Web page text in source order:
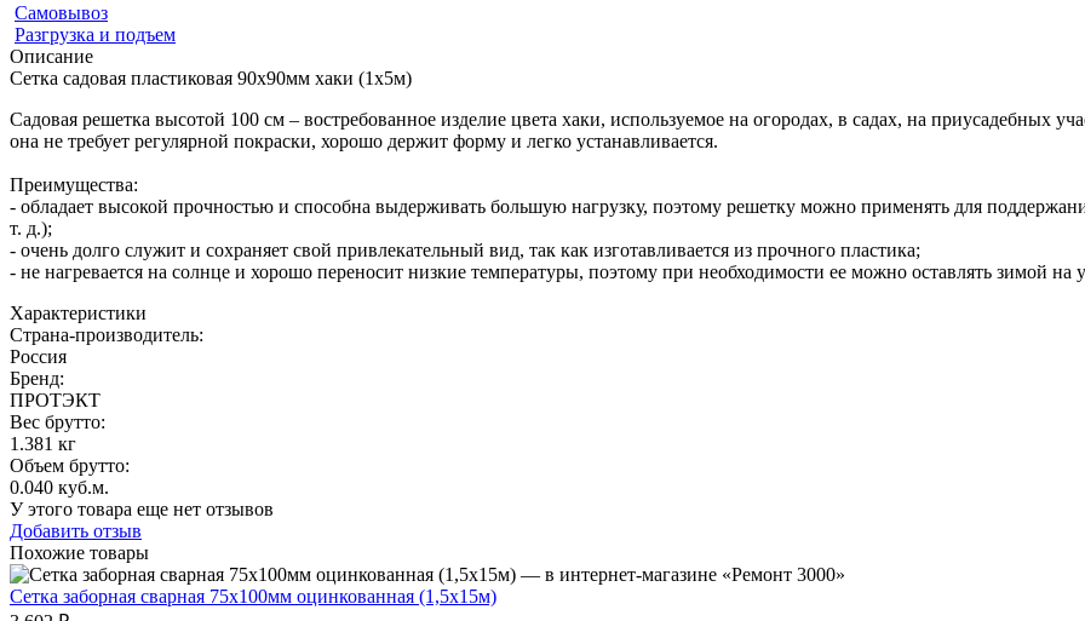
Самовывоз
Разгрузка и подъем
Описание
Сетка садовая пластиковая 90x90мм хаки (1х5м)
Садовая решетка высотой 100 см – востребованное изделие цвета хаки, используемое на огородах, в садах, на приусадебных
она не требует регулярной покраски, хорошо держит форму и легко устанавливается.
Преимущества:
- обладает высокой прочностью и способна выдерживать большую нагрузку, поэтому решетку можно применять для
т. д.);
- очень долго служит и сохраняет свой привлекательный вид, так как изготавливается из прочного пластика;
- не нагревается на солнце и хорошо переносит низкие температуры, поэтому при необходимости ее можно оставлять зимой на
Характеристики
Страна-производитель:
Россия
Бренд:
ПРОТЭКТ
Вес брутто:
1.381 кг
Объем брутто:
0.040 куб.м.
У этого товара еще нет отзывов
Добавить отзыв
Похожие товары
Сетка заборная сварная 75x100мм оцинкованная (1,5x15м)